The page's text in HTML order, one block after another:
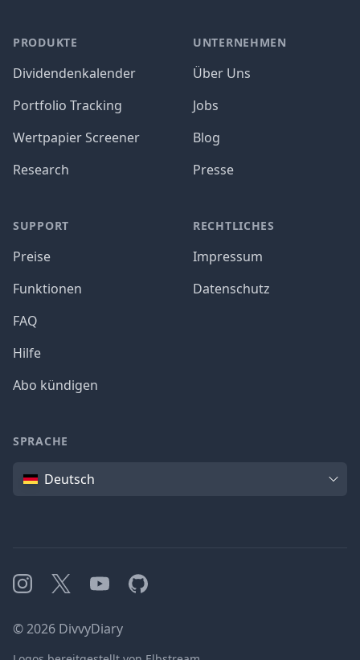
PRODUKTE
Dividendenkalender
Portfolio Tracking
Wertpapier Screener
Research
SUPPORT
Preise
Funktionen
FAQ
Hilfe
Abo kündigen
UNTERNEHMEN
Über Uns
Jobs
Blog
Presse
RECHTLICHES
Impressum
Datenschutz
SPRACHE
SpracheDeutsch
Instagram
X YouTubeGitHub
©2026 DivvyDiary